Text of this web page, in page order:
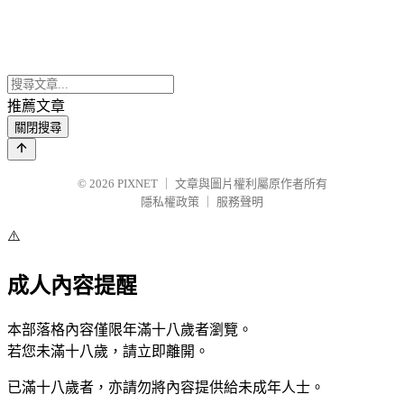
推薦文章
關閉搜尋
© 2026 PIXNET
文章與圖片權利屬原作者所有
隱私權政策
服務聲明
⚠️
成人內容提醒
本部落格內容僅限年滿十八歲者瀏覽。
若您未滿十八歲，請立即離開。
已滿十八歲者，亦請勿將內容提供給未成年人士。